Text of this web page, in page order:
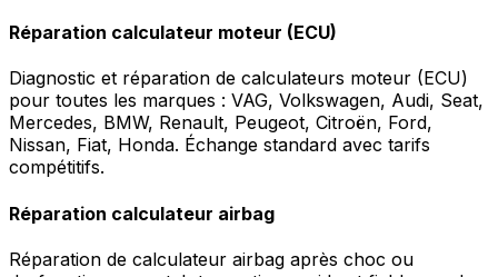
Réparation calculateur moteur (ECU)
Diagnostic et réparation de calculateurs moteur (ECU)
pour toutes les marques : VAG, Volkswagen, Audi, Seat,
Mercedes, BMW, Renault, Peugeot, Citroën, Ford,
Nissan, Fiat, Honda. Échange standard avec tarifs
compétitifs.
Réparation calculateur airbag
Réparation de calculateur airbag après choc ou